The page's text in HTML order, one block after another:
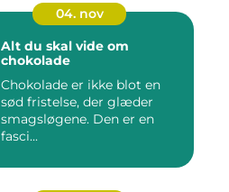
04. nov
Alt du skal vide om
chokolade
Chokolade er ikke blot en
sød fristelse, der glæder
smagsløgene. Den er en
fasci...